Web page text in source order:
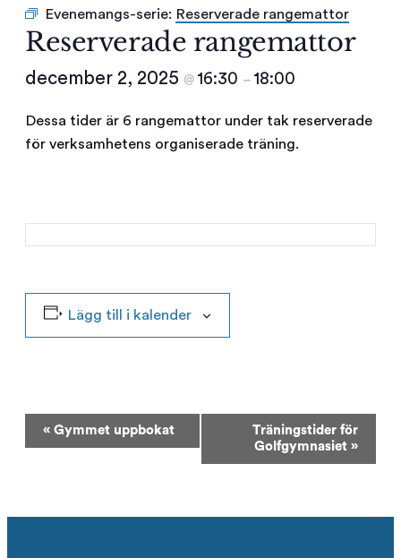
Evenemangs-serie: Reserverade rangemattor
Reserverade rangemattor
december 2, 2025 @ 16:30 – 18:00
Dessa tider är 6 rangemattor under tak reserverade
för verksamhetens organiserade träning.
Lägg till i kalender
Evenemang-
navigering
« Gymmet uppbokat
Träningstider för
Golfgymnasiet »